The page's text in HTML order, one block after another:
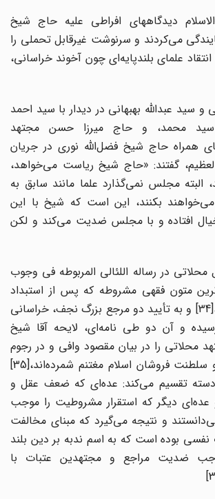
دیدگاههای افراطی علیه حاج شیخ
می‌کردند و سرنوشت غیرقابل تحملی را
علمای بلندپایه‌ای چون آخوند خراسانی،
سید عبدالله بهبهانی در دیدار با سید احمد
سید محمد، و حاج میرزا حسن مجتهد
همراه حاج شیخ فضل‌الله نوری در جریان
گفتند: «حاج شیخ ریاست می‌خواهد،
مجلس نمی‌گذارد علما مانند سابق به
بکنند، این است که شیخ با این
افتاده و با مجلس ضدیت می‌کند و لکن
در رساله اللئالی المربوطه فی وجوب
متون فقهی مشروطه که پس از استبداد
صغیر تدوین یافت،[34] و به تأیید دو مرجع بزرگ نجف، خراسانی
و آن دو طی نامه‌ای، لایحه آقا شیخ
محلاتی را در بیان مقصود وافی و در رجوم
وساوس شیاطین و سلطنت فروشان اسلام مغتنم شمرده‌اند،[35]
تقسیم می‌کند: عده‌ای که ضعف عقل و
دیگر که استقرار مشروطیت را موجب
و نتیجه می‌گیرد که مبنای مخالفت
بوده است که به اسم ندبه بر دین بلند
ضدیت مراجع و مجتهدین عتبات با